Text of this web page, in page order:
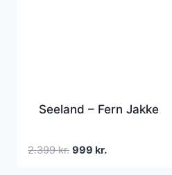
Seeland – Fern Jakke
2.399kr. Den
999 kr.Den